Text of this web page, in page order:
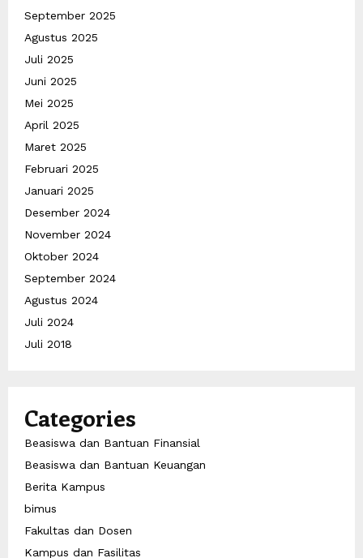
September 2025
Agustus 2025
Juli 2025
Juni 2025
Mei 2025
April 2025
Maret 2025
Februari 2025
Januari 2025
Desember 2024
November 2024
Oktober 2024
September 2024
Agustus 2024
Juli 2024
Juli 2018
Categories
Beasiswa dan Bantuan Finansial
Beasiswa dan Bantuan Keuangan
Berita Kampus
bimus
Fakultas dan Dosen
Kampus dan Fasilitas